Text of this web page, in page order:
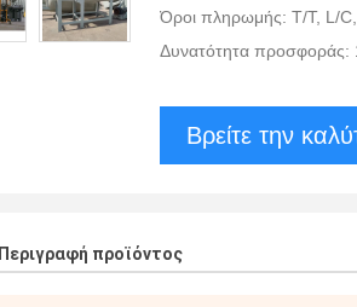
Όροι πληρωμής: T/T, L/
Δυνατότητα προσφοράς:
Βρείτε την
Περιγραφή προϊόντος